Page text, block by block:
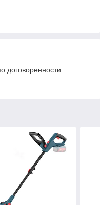
договоренности